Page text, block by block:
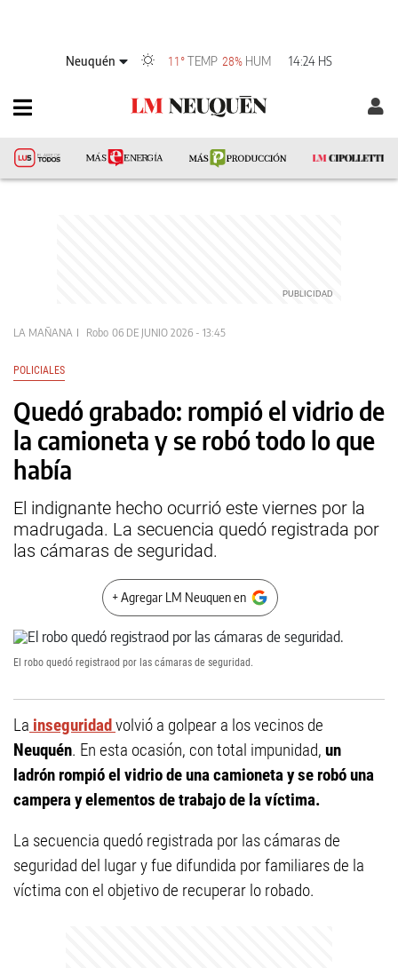
Neuquén 11°TEMP 28% HUM 14:24 HS
LA MAÑANA Robo 06 DE JUNIO 2026 - 13:45
POLICIALES
Quedó grabado: rompió el vidrio de
la camioneta y se robó todo lo que
había
El indignante hecho ocurrió este viernes por la
madrugada. La secuencia quedó registrada por
las cámaras de seguridad.
+ Agregar LM Neuquen en
El robo quedó registraod por las cámaras de seguridad.
La inseguridadvolvió a golpear a los vecinos de
Neuquén. En esta ocasión, con total impunidad, un
ladrón rompió el vidrio de una camioneta y se robó una
campera y elementos de trabajo de la víctima.
La secuencia quedó registrada por las cámaras de
seguridad del lugar y fue difundida por familiares de la
víctima con el objetivo de recuperar lo robado.